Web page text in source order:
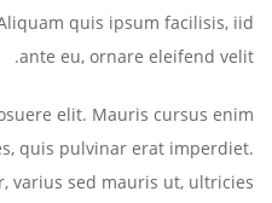
ها
quis ipsum facilisis, iid
ante eu, ornare eleifend velit.
elit. Mauris cursus enim
quis pulvinar erat imperdiet.
varius sed mauris ut, ultricies